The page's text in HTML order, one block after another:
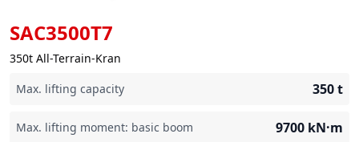
SAC3500T7
350t All-Terrain-Kran
Max. lifting capacity
350t
Max. lifting moment: basic boom 9700 kN·m